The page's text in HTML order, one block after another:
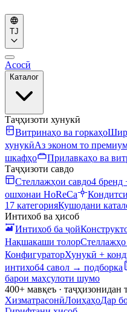
TJ
Асосӣ
Каталог
Таҷҳизоти хунукӣ
Витринаҳо ва горкаҳо
хунукӣАз эконом то
шкафҳо
Прилавкаҳо ва
Таҷҳизоти савдо
Стеллажҳои савдо4 бренд
ошхонаи HoReCa
17 категорияКушодани
Интихоб ва ҳисоб
Интихоб ба ҷой
Нақшакаши толорСтеллажҳо
КонфигураторХунукӣ +
интихоб4 савол → подборка
барои маҳсулоти шумо
400+ мавқеъ · таҷҳизонидан
ХизматрасонӣЛоиҳаҳоДар